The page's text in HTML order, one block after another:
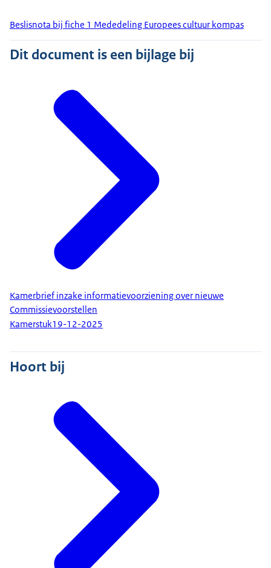
Beslisnota bij fiche 1 Mededeling Europees cultuur kompas
Dit document is een bijlage bij
Kamerbrief inzake informatievoorziening over nieuwe
Commissievoorstellen
Kamerstuk19-12-2025
Hoort bij